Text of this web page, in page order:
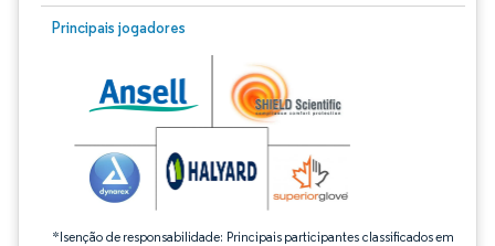
Principais jogadores
*Isenção de responsabilidade: Principais participantes classificados em
Imagem © Mordor Intelligence. O reuso requer atribuição conforme CC BY 4.0.